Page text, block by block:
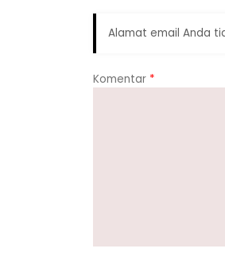
Alamat email Anda
Komentar *